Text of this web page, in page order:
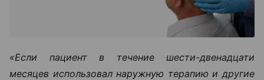
«Если пациент в течение шести-двенадцати
месяцев использовал наружную терапию и другие